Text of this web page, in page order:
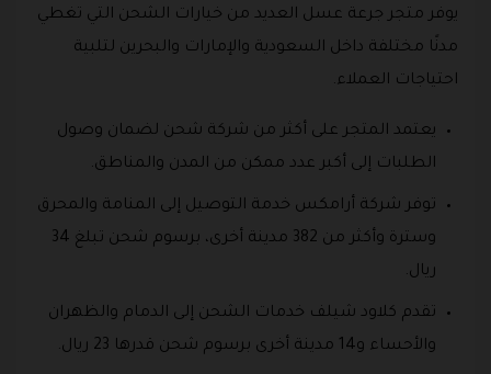
يوفر متجر جرعة عسل العديد من خيارات الشحن التي تغطي
مدنًا مختلفة داخل السعودية والإمارات والبحرين لتلبية
احتياجات العملاء.
يعتمد المتجر على أكثر من شركة شحن لضمان وصول
الطلبات إلى أكبر عدد ممكن من المدن والمناطق.
توفر شركة أرامكس خدمة التوصيل إلى المنامة والمحرق
وسترة وأكثر من 382 مدينة أخرى، برسوم شحن تبلغ 34
ريال.
تقدم كلاود شيلف خدمات الشحن إلى الدمام والظهران
والأحساء و14 مدينة أخرى برسوم شحن قدرها 23 ريال.